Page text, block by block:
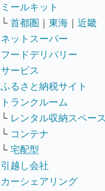
ミールキット
└ 首都圏 ｜ 東海 ｜ 近畿
ネットスーパー
フードデリバリー
サービス
ふるさと納税サイト
トランクルーム
└ レンタル収納スペース
└ コンテナ
└ 宅配型
引越し会社
カーシェアリング